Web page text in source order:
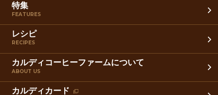
特集
FEATURES
レシピ
RECIPES
カルディコーヒーファームについて
ABOUT US
カルディカード